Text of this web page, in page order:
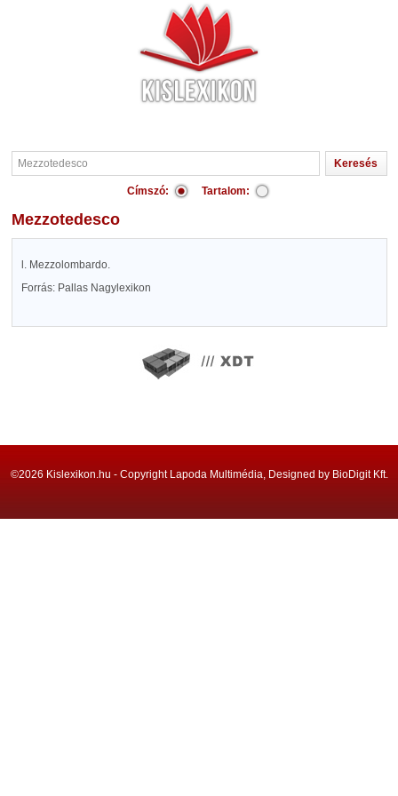
Címszó: Tartalom:
Mezzotedesco
l. Mezzolombardo.
Forrás: Pallas Nagylexikon
©2026 Kislexikon.hu - Copyright Lapoda Multimédia, Designed by BioDigit Kft.